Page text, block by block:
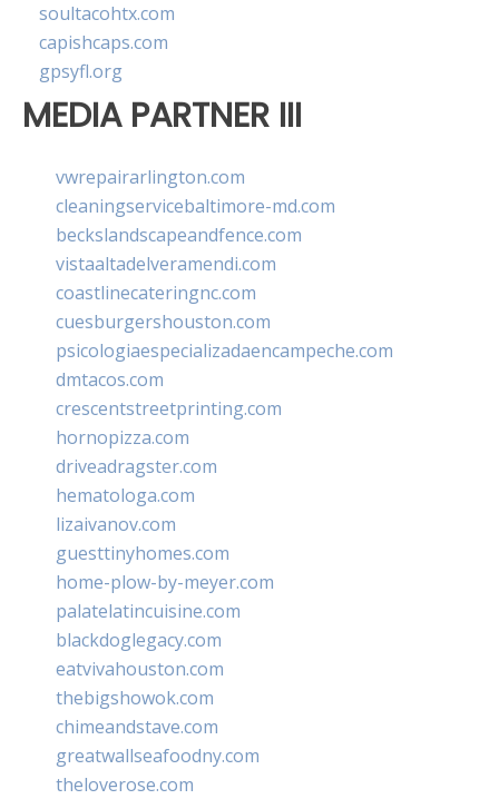
soultacohtx.com
capishcaps.com
gpsyfl.org
MEDIA PARTNER III
vwrepairarlington.com
cleaningservicebaltimore-md.com
beckslandscapeandfence.com
vistaaltadelveramendi.com
coastlinecateringnc.com
cuesburgershouston.com
psicologiaespecializadaencampeche.com
dmtacos.com
crescentstreetprinting.com
hornopizza.com
driveadragster.com
hematologa.com
lizaivanov.com
guesttinyhomes.com
home-plow-by-meyer.com
palatelatincuisine.com
blackdoglegacy.com
eatvivahouston.com
thebigshowok.com
chimeandstave.com
greatwallseafoodny.com
theloverose.com